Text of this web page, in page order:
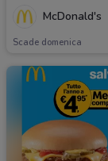
McDonald's
Scade domenica